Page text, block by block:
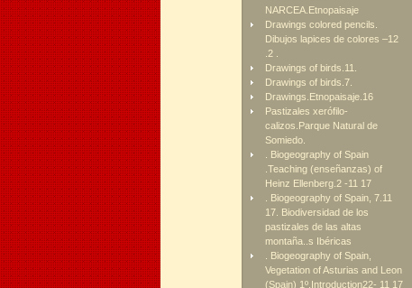
NARCEA.Etnopaisaje
Drawings colored pencils.
Dibujos lapices de colores –12
.2 .
Drawings of birds.11.
Drawings of birds.7.
Drawings.Etnopaisaje.16
Pastizales xerófilo-
calizos.Parque Natural de
Somiedo.
. Biogeography of Spain
.Teaching (enseñanzas) of
Heinz Ellenberg.2 -11 17
. Biogeography of Spain, 7.11
17. Biodiversidad de los
pastizales de las altas
montaña..s Ibéricas
. Biogeography of Spain,
Vegetation of Asturias and Leon
(Spain) 1º.Introduction22- 11 17